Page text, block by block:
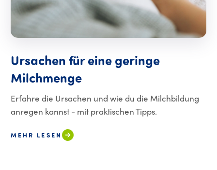
Ursachen für eine geringe
Milchmenge
Erfahre die Ursachen und wie du die Milchbildung
anregen kannst - mit praktischen Tipps.
MEHR LESEN